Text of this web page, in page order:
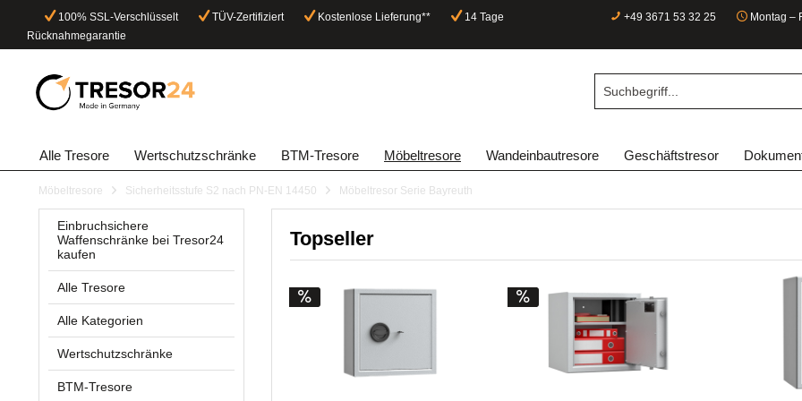
100% SSL-Verschlüsselt TÜV-Zertifiziert Kostenlose Lieferung**
14 Tage
Rücknahmegarantie
+49 3671 53 32 25 Montag –
Alle Tresore Wertschutzschränke BTM-Tresore Möbeltresore Wandeinbautresore Geschäftstresor
Möbeltresore Sicherheitsstufe S2 nach PN-EN 14450 Möbeltresor Serie Bayreuth
Einbruchsichere
Waffenschränke bei Tresor24
kaufen
Alle Tresore
Alle Kategorien
Wertschutzschränke
BTM-Tresore
Topseller